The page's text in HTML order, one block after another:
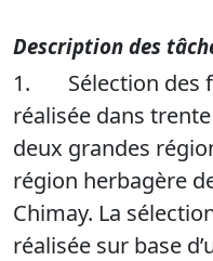
Description des
1. Sélection des
réalisée dans
deux grandes
région herbagère
Chimay. La
réalisée sur base